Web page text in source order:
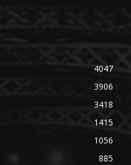
4047
3906
3418
1415
1056
885